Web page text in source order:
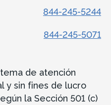
844-245-5244
844-245-5071
de atención
y sin fines de lucro
la Sección 501 (c)